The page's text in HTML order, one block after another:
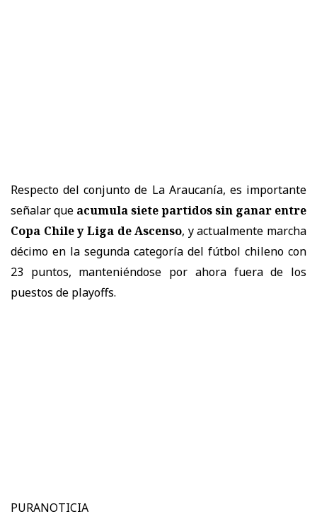
Respecto del conjunto de La Araucanía, es importante
señalar que acumula siete partidos sin ganar entre
Copa Chile y Liga de Ascenso, y actualmente marcha
décimo en la segunda categoría del fútbol chileno con
23 puntos, manteniéndose por ahora fuera de los
puestos de playoffs.
PURANOTICIA